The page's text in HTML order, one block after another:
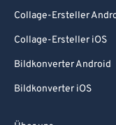
Collage-Ersteller
Collage-Ersteller iOS
Bildkonverter Android
Bildkonverter iOS